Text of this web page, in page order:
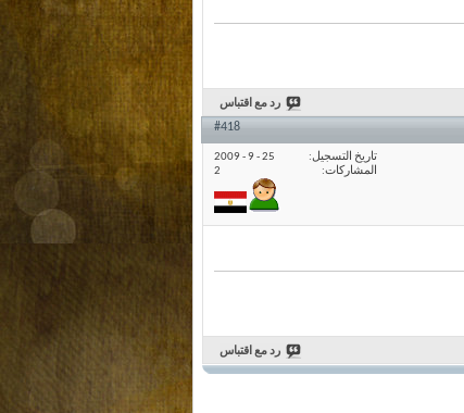
رد مع اقتباس
#418
تاريخ التسجيل
25 - 9 - 2009
المشاركات
2
رد مع اقتباس